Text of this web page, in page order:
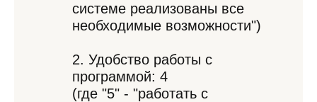
системе реализованы все
необходимые возможности")
2. Удобство работы с
программой: 4
(где "5" - "работать с